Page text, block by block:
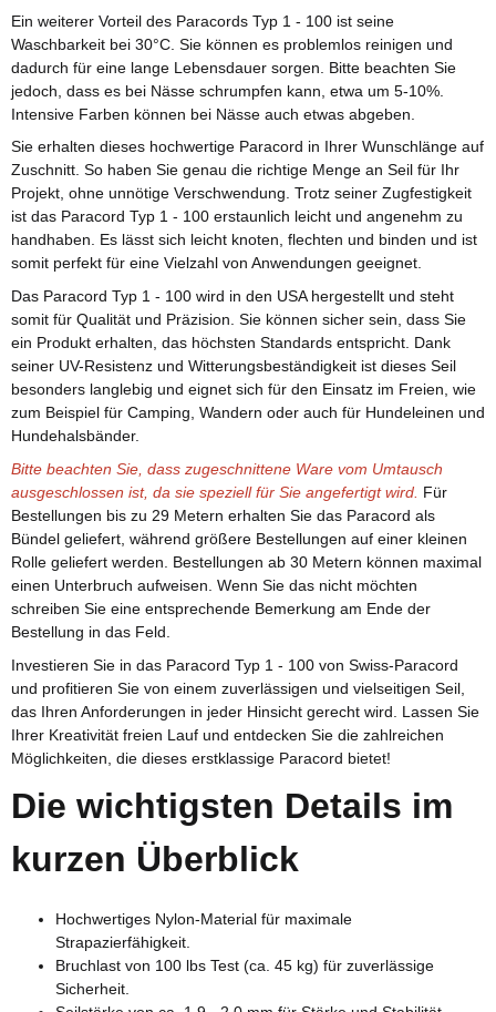
Ein weiterer Vorteil des Paracords Typ 1 - 100 ist seine
Waschbarkeit bei 30°C. Sie können es problemlos reinigen und
dadurch für eine lange Lebensdauer sorgen. Bitte beachten Sie
jedoch, dass es bei Nässe schrumpfen kann, etwa um 5-10%.
Intensive Farben können bei Nässe auch etwas abgeben.
Sie erhalten dieses hochwertige Paracord in Ihrer Wunschlänge auf
Zuschnitt. So haben Sie genau die richtige Menge an Seil für Ihr
Projekt, ohne unnötige Verschwendung. Trotz seiner Zugfestigkeit
ist das Paracord Typ 1 - 100 erstaunlich leicht und angenehm zu
handhaben. Es lässt sich leicht knoten, flechten und binden und ist
somit perfekt für eine Vielzahl von Anwendungen geeignet.
Das Paracord Typ 1 - 100 wird in den USA hergestellt und steht
somit für Qualität und Präzision. Sie können sicher sein, dass Sie
ein Produkt erhalten, das höchsten Standards entspricht. Dank
seiner UV-Resistenz und Witterungsbeständigkeit ist dieses Seil
besonders langlebig und eignet sich für den Einsatz im Freien, wie
zum Beispiel für Camping, Wandern oder auch für Hundeleinen und
Hundehalsbänder.
Bitte beachten Sie, dass zugeschnittene Ware vom Umtausch
ausgeschlossen ist, da sie speziell für Sie angefertigt wird. Für
Bestellungen bis zu 29 Metern erhalten Sie das Paracord als
Bündel geliefert, während größere Bestellungen auf einer kleinen
Rolle geliefert werden. Bestellungen ab 30 Metern können maximal
einen Unterbruch aufweisen. Wenn Sie das nicht möchten
schreiben Sie eine entsprechende Bemerkung am Ende der
Bestellung in das Feld.
Investieren Sie in das Paracord Typ 1 - 100 von Swiss-Paracord
und profitieren Sie von einem zuverlässigen und vielseitigen Seil,
das Ihren Anforderungen in jeder Hinsicht gerecht wird. Lassen Sie
Ihrer Kreativität freien Lauf und entdecken Sie die zahlreichen
Möglichkeiten, die dieses erstklassige Paracord bietet!
Die wichtigsten Details im
kurzen Überblick
Hochwertiges Nylon-Material für maximale
Strapazierfähigkeit.
Bruchlast von 100 lbs Test (ca. 45 kg) für zuverlässige
Sicherheit.